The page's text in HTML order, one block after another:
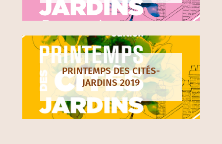
PRINTEMPS DES CITÉS-
JARDINS 2019